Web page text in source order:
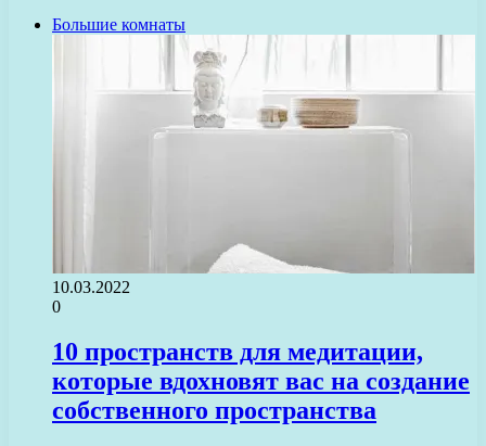
Большие комнаты
10.03.2022
0
10 пространств для медитации,
которые вдохновят вас на создание
собственного пространства